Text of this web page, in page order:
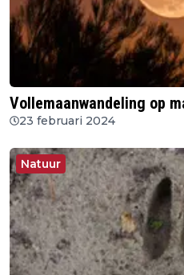
Vollemaanwandeling op
23 februari 2024
Natuur